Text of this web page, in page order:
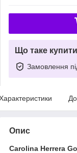
Що таке
Замовлення
Опис
Carolina Herrera